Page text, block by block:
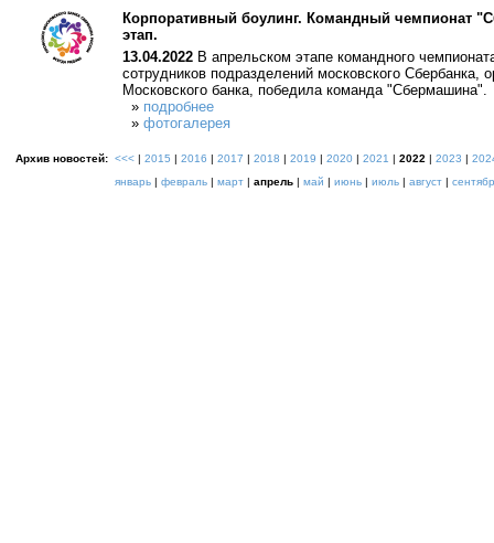
Корпоративный боулинг. Командный чемпионат
этап.
13.04.2022 В апрельском этапе командного
сотрудников подразделений московского Сбербанка,
Московского банка, победила команда "Сбермашина".
» подробнее
» фотогалерея
Архив новостей: <<< | 2015 | 2016 | 2017 | 2018 | 2019 | 2020 | 2021 | 2022 | 2023 |
январь | февраль | март | апрель | май | июнь | июль | август |